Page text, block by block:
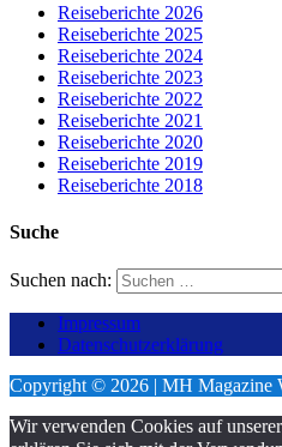
Reiseberichte 2026
Reiseberichte 2025
Reiseberichte 2024
Reiseberichte 2023
Reiseberichte 2022
Reiseberichte 2021
Reiseberichte 2020
Reiseberichte 2019
Reiseberichte 2018
Suche
Suchen nach:
Impressum
Datenschutzerklärung
Copyright © 2026 | MH Magazine
Wir verwenden Cookies auf